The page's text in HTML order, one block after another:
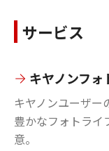
サービス
キヤノンフォ
キヤノンユーザー
豊かなフォトライ
意。